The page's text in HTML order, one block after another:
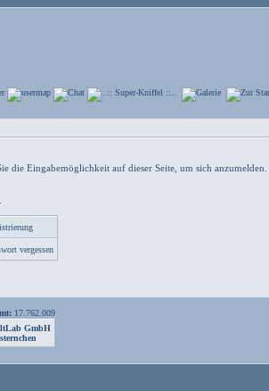
die Eingabemöglichkeit auf dieser Seite, um sich anzumelden.
vergessen
17.762.009
GmbH
sternchen